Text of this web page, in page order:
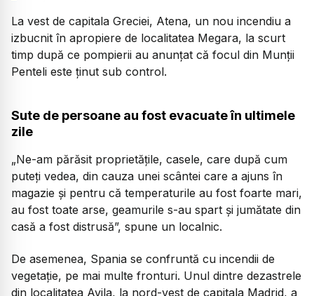
La vest de capitala Greciei, Atena, un nou incendiu a
izbucnit în apropiere de localitatea Megara, la scurt
timp după ce pompierii au anunțat că focul din Munții
Penteli este ținut sub control.
Sute de persoane au fost evacuate în ultimele
zile
„Ne-am părăsit proprietățile, casele, care după cum
puteți vedea, din cauza unei scântei care a ajuns în
magazie și pentru că temperaturile au fost foarte mari,
au fost toate arse, geamurile s-au spart și jumătate din
casă a fost distrusă”, spune un localnic.
De asemenea, Spania se confruntă cu incendii de
vegetație, pe mai multe fronturi. Unul dintre dezastrele
din localitatea Avila, la nord-vest de capitala Madrid, a